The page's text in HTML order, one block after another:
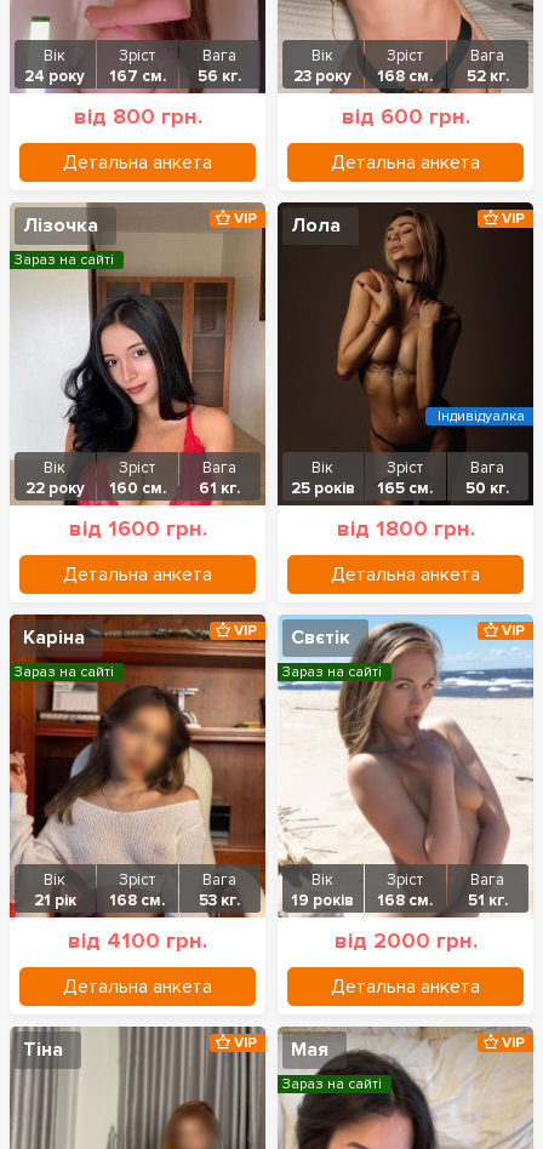
Вік
24 року
Зріст
167 см.
Вага
56 кг.
від 800 грн.
Детальна анкета
Вік
23 року
Зріст
168 см.
Вага
52 кг.
від 600 грн.
Детальна анкета
Лізочка
Вік
22 року
Зріст
160 см.
Вага
61 кг.
від 1600 грн.
Детальна анкета
VIP
Зараз на сайті
Лола
Вік
25 років
Зріст
165 см.
Вага
50 кг.
від 1800 грн.
Детальна анкета
VIP
Індивідуалка
Каріна
Вік
21 рік
Зріст
168 см.
Вага
53 кг.
від 4100 грн.
Детальна анкета
VIP
Зараз на сайті
Свєтік
Вік
19 років
Зріст
168 см.
Вага
51 кг.
від 2000 грн.
Детальна анкета
VIP
Зараз на сайті
Тіна VIP Мая VIP
Зараз на сайті